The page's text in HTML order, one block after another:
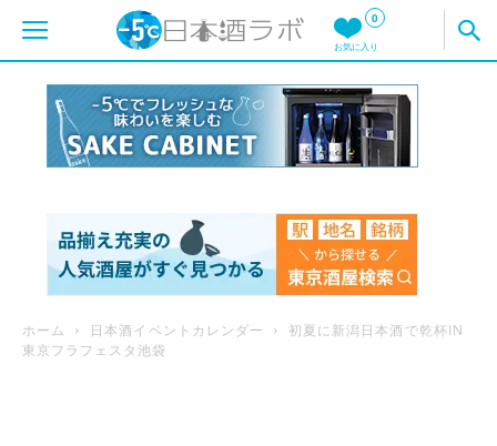
0
お気に入り
ホーム 日本酒イベントカレンダー
初夏に新潟日本酒で乾杯IN
東京フラフェスタ池袋